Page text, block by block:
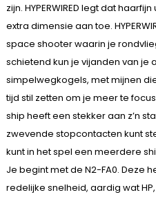
zijn. HYPERWIRED legt dat
extra dimensie aan toe.
space shooter waarin je
schietend kun je vijanden van je
simpelwegkogels, met mijnen
tijd stil zetten om je meer te
ship heeft een stekker aan z’n
zwevende stopcontacten kunt
kunt in het spel een meerdere
Je begint met de N2-FA0. Deze
redelijke snelheid, aardig wat